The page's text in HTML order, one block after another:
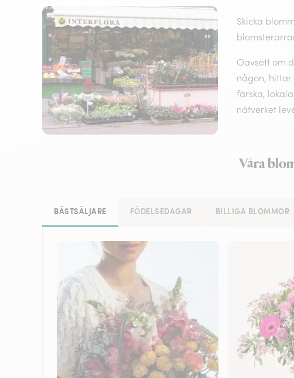
Skicka
Oavsett om
någon,
färska,
nätverket
Våra
BÄSTSÄLJARE FÖDELSEDAGAR BILLIGA BLOMMOR